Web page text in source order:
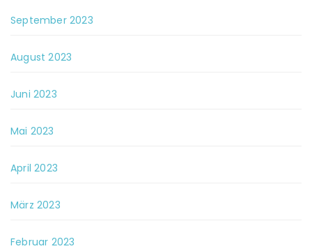
September 2023
August 2023
Juni 2023
Mai 2023
April 2023
März 2023
Februar 2023